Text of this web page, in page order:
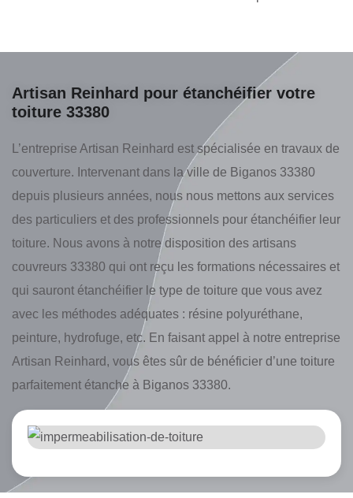
Artisan Reinhard pour étanchéifier votre
toiture 33380
L’entreprise Artisan Reinhard est spécialisée en travaux de
couverture. Intervenant dans la ville de Biganos 33380
depuis plusieurs années, nous nous mettons aux services
des particuliers et des professionnels pour étanchéifier leur
toiture. Nous avons à notre disposition des artisans
couvreurs 33380 qui ont reçu les formations nécessaires et
qui sauront étanchéifier le type de toiture que vous avez
avec les méthodes adéquates : résine polyuréthane,
peinture, hydrofuge, etc. En faisant appel à notre entreprise
Artisan Reinhard, vous êtes sûr de bénéficier d’une toiture
parfaitement étanche à Biganos 33380.